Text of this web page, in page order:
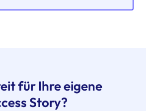
für Ihre eigene
Story?